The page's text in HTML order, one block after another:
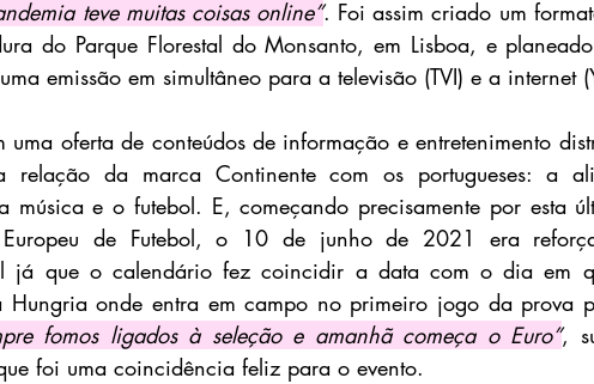
teve muitas coisas online”. Foi assim criado um
do Parque Florestal do Monsanto, em Lisboa, e
emissão em simultâneo para a televisão (TVI) e a internet
uma oferta de conteúdos de informação e entretenimento
relação da marca Continente com os portugueses: a
música e o futebol. E, começando precisamente por esta
de Futebol, o 10 de junho de 2021 era
já que o calendário fez coincidir a data com o dia em
Hungria onde entra em campo no primeiro jogo da prova
fomos ligados à seleção e amanhã começa o Euro”,
foi uma coincidência feliz para o evento.